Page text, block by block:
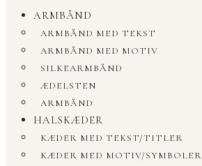
ARMBÅND
ARMBÅND MED TEKST
ARMBÅND MED MOTIV
SILKEARMBÅND
ÆDELSTEN
ARMBÅND
HALSKÆDER
KÆDER MED TEKST/TITLER
KÆDER MED MOTIV/SYMBOLER